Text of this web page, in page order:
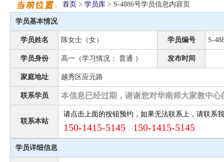
首页 > 学员库 > S-4886号学员信息内容页
学员基本情况
学员姓名 陈女士（女） 学员编号 S-
学员身份 高一（学习情况： 普通 ） 发布时间
家庭地址 越秀区应元路
联系学员 本信息已经过期，谢谢您对华南师大家教中心
联系本站
请点击上面的按钮预约，如果无法联系上，请联系
150-1415-5145 150-1415-5145
学员详细信息